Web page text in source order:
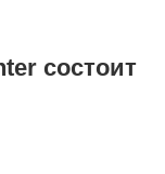
состоит